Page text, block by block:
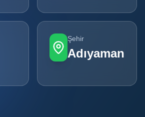
Şehir
Adıyaman